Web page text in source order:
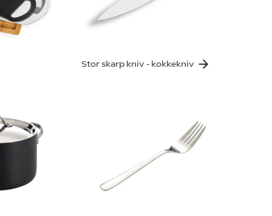
Stor skarp kniv - kokkekniv